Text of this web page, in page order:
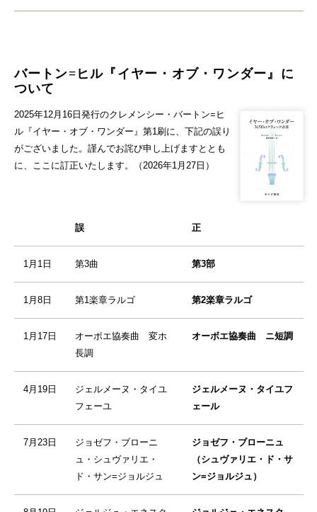
バートン=ヒル『イヤー・オブ・ワンダー』に
ついて
2025年12月16日発行のクレメンシー・バートン=ヒ
ル『イヤー・オブ・ワンダー』第1刷に、下記の誤り
がございました。謹んでお詫び申し上げますととも
に、ここに訂正いたします。（2026年1月27日）
誤 正
1月1日 第3曲 第3部
1月8日 第1楽章ラルゴ 第2楽章ラルゴ
1月17日
オーボエ協奏曲 変ホ
長調
オーボエ協奏曲 ニ短調
4月19日
ジェルメーヌ・タイユ
フェーユ
ジェルメーヌ・タイユフ
ェール
7月23日
ジョゼフ・ブローニ
ュ・シュヴァリエ・
ド・サン=ジョルジュ
ジョゼフ・ブローニュ
（シュヴァリエ・ド・サ
ン=ジョルジュ）